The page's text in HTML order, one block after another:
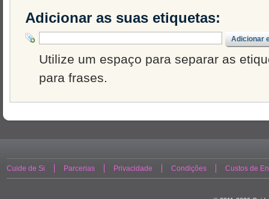
Adicionar as suas etiquetas:
Adicionar
Utilize um espaço para separar as
para frases.
Cuide de Si Parcerias Privacidade Condições Custos de